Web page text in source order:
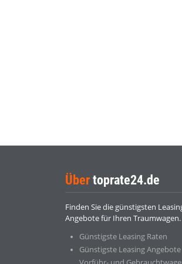
Über toprate24.de
Finden Sie die günstigsten
Angebote für Ihren Traumwagen.
Günstigste Leasing Raten
Günstigste Leasing